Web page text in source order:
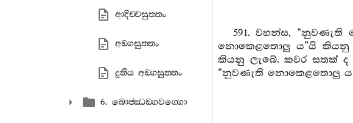
ආදිච‍්චසුත‍්තං
අඞ‍්ගසුත‍්තං
දුතිය අඞ‍්ගසුත‍්තං
6. බොජ‍්ඣඞ‍්ගවග‍්ගො
591. වහන්ස,
නොකෙළතොලු ය”යි කියනු
කියනු ලැබේ. කවර සතක්
“නුවණැති නොකෙළතොලු